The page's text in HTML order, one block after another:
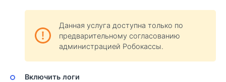
Данная услуга доступна только по
предварительному согласованию
администрацией Робокассы.
Включить логи